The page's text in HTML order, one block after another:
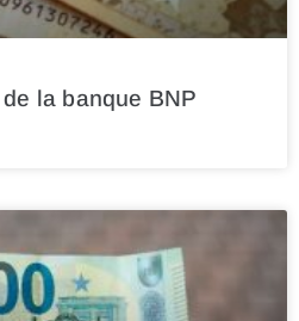
la banque BNP